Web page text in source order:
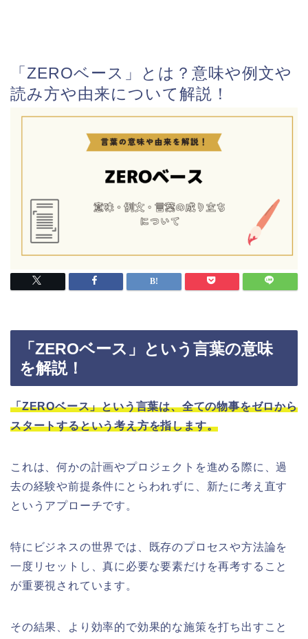
「ZEROベース」とは？意味や例文や
読み方や由来について解説！
「ZEROベース」という言葉の意味
を解説！
「ZEROベース」という言葉は、全ての物事をゼロから
スタートするという考え方を指します。
これは、何かの計画やプロジェクトを進める際に、過
去の経験や前提条件にとらわれずに、新たに考え直す
というアプローチです。
特にビジネスの世界では、既存のプロセスや方法論を
一度リセットし、真に必要な要素だけを再考すること
が重要視されています。
その結果、より効率的で効果的な施策を打ち出すこと